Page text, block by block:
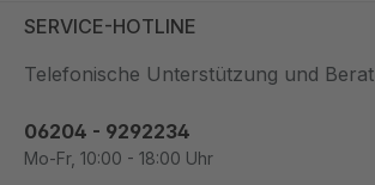
SERVICE-HOTLINE
Telefonische Unterstützung und
06204 - 9292234
Mo-Fr, 10:00 - 18:00 Uhr